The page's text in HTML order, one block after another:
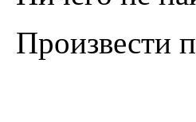
Произвести